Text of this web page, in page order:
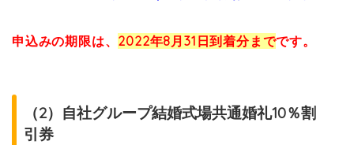
申込みの期限は、 2022年8月31日到着分までです。
（2）自社グループ結婚式場共通婚礼10％割
引券